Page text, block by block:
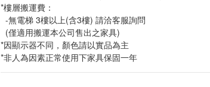
*樓層搬運費：
  -無電梯 3樓以上(含3樓) 請洽客服詢問
  (僅適用搬運本公司售出之家具)
*因顯示器不同，顏色請以實品為主
*非人為因素正常使用下家具保固一年